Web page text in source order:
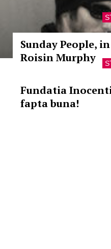
Sunday People,
Roisin Murphy
Fundatia
fapta buna!